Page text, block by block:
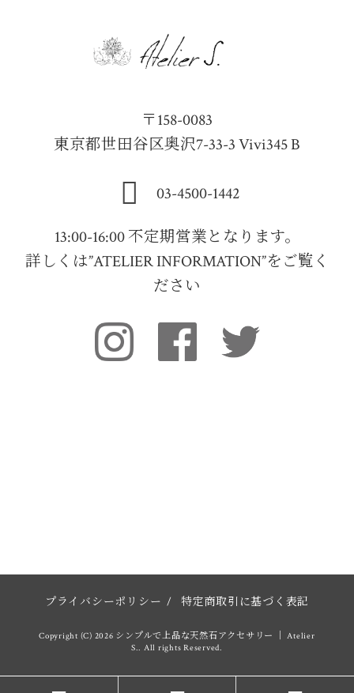
〒158-0083
東京都世田谷区奥沢7-33-3 Vivi345 B
03-4500-1442
13:00-16:00 不定期営業となります。
詳しくは”ATELIER INFORMATION”をご覧く
ださい
プライバシーポリシー / 特定商取引に基づく表記
Copyright (C) 2026 シンプルで上品な天然石アクセサリー │ Atelier
S.. All rights Reserved.